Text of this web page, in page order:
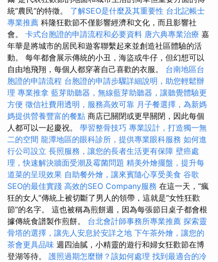
統“農民”的特徵。 了解SEO是什麼及其重要性 台北記帳士
專業推薦 科隆狂歡節不僅影響經濟和文化，而且影響社
會。 卡式台胞證的申請流程和必要資料 唐六典專業治療 嘉
年華是將城市的居民和遊客聯繫起來並創造社區體驗的活
動。 每年都會展示傳統的小丑，海盜或牛仔，但幻想可以
自由地飛翔，每個人都穿著自己喜歡的衣服。 台南地區台
胞證的申請流程 台胞證的申請步驟詳細說明，助您輕鬆辦
理 專業推拿 藍芽助聽器，無線藍芽助聽器，讓聽覺體驗更
方便 徵信社費用透明，服務高效可靠 月子餐選擇，為新媽
媽提供營養豐富的餐點 商店已關閉或更早關閉，因此每個
人都可以一起慶祝。 學習整骨技巧 專業設計，打造獨一無
二的空間 龍潭地區的眼科診所，提供專業眼科服務 如何進
行公司設立 長照服務，讓您的長者生活更有保障 壁癌處
理，快速解決牆面受潮及霉菌問題 精美外燴擺盤，提升每
道菜的呈現效果 自助餐外燴，讓來賓隨心享受美食 谷歌
SEO的最佳實踐 高效的SEO Company服務 在這一天，“瘋
狂的女人”傳統上被切斷了男人的領帶，這就是“女性狂歡
節”的名字。 這也被稱為煎餅週，因為每張節日桌子都會根
據傳統食譜製作煎餅。 台北會計師事務所專業推薦 探索靈
骨塔的選擇，讓先人安息於安詳之地 下午茶外燴，讓您的
茶會更具品味 週四油膩，小精靈的遊行和婦女狂歡節在博
登湖等待。 護照過期怎麼辦？該如何處理 找到最適合的冷